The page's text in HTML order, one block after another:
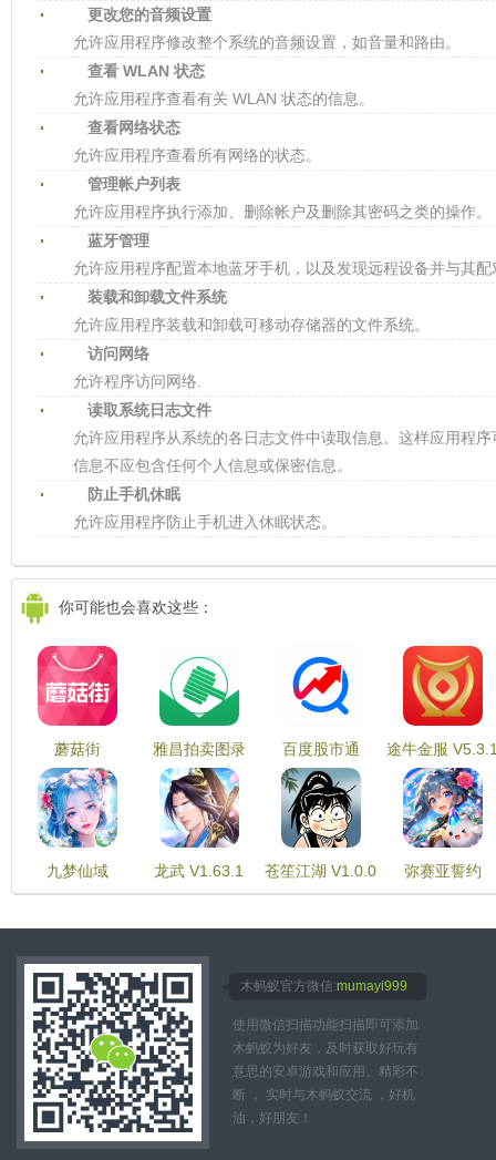
更改您的音频设置
允许应用程序修改整个系统的音频设置，如音量和路由。
查看 WLAN 状态
允许应用程序查看有关 WLAN 状态的信息。
查看网络状态
允许应用程序查看所有网络的状态。
管理帐户列表
允许应用程序执行添加、删除帐户及删除其密码之类的操作。
蓝牙管理
允许应用程序配置本地蓝牙手机，以及发现远程设备并与其配
装载和卸载文件系统
允许应用程序装载和卸载可移动存储器的文件系统。
访问网络
允许程序访问网络.
读取系统日志文件
允许应用程序从系统的各日志文件中读取信息。这样应用程
信息不应包含任何个人信息或保密信息。
防止手机休眠
允许应用程序防止手机进入休眠状态。
你可能也会喜欢这些：
蘑菇街
V15.3.0.23179
雅昌拍卖图录
V6.8.2
百度股市通
V3.6.5
途牛金服
九梦仙域
V10.0.1
龙武 V1.63.1 苍笙江湖 V1.0.0
弥赛亚誓约
V1.0.2
木蚂蚁官方微信:mumayi999
使用微信扫描功能扫描即可添加
木蚂蚁为好友，及时获取好玩有
意思的安卓游戏和应用。精彩不
断 ， 实时与木蚂蚁交流 ，好机
油，好朋友！